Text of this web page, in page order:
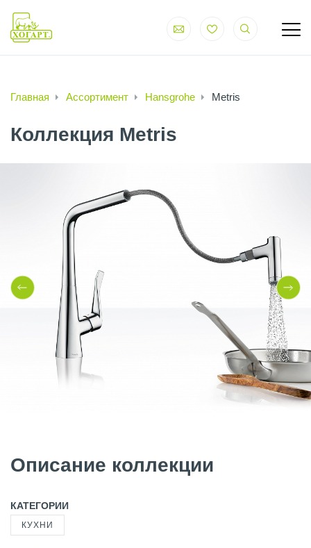
Главная Ассортимент Hansgrohe Metris
Коллекция Metris
Описание коллекции
КАТЕГОРИИ
КУХНИ